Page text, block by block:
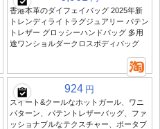
香港本革のダイフェイバッグ 2025年新
トレンディライトラグジュアリー パテン
トレザー グロッシーハンドバッグ 多用
途ワンショルダークロスボディバッグ
924 円
スイート&クールなホットガール、ワニ
パターン、パテントレザーバッグ、ファ
ッショナブルなテクスチャー、ポータブ